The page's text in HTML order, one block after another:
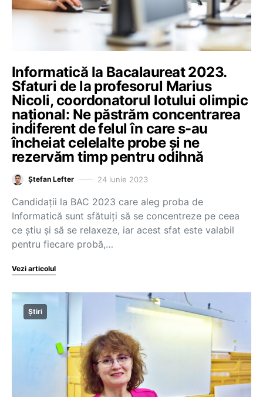
Informatică la Bacalaureat 2023.
Sfaturi de la profesorul Marius
Nicoli, coordonatorul lotului olimpic
național: Ne păstrăm concentrarea
indiferent de felul în care s-au
încheiat celelalte probe și ne
rezervăm timp pentru odihnă
Ștefan Lefter 24 iunie 2023
Candidații la BAC 2023 care aleg proba de
Informatică sunt sfătuiți să se concentreze pe ceea
ce știu și să se relaxeze, iar acest sfat este valabil
pentru fiecare probă,…
Vezi articolul
Știri